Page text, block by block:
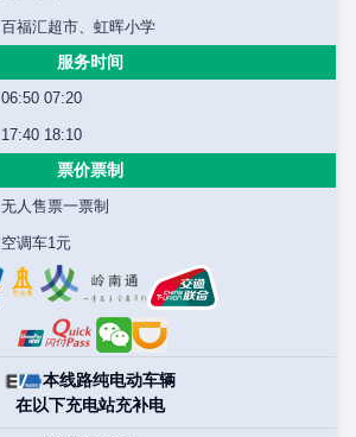
百福汇超市、虹晖小学
服务时间
06:50 07:20
17:40 18:10
票价票制
无人售票一票制
空调车1元
本线路纯电动车辆
在以下充电站充补电